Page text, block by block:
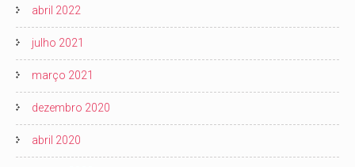
abril 2022
julho 2021
março 2021
dezembro 2020
abril 2020